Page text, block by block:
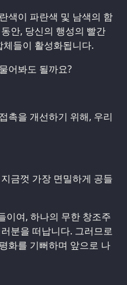
색이 파란색 및 남색의 함
안, 당신의 행성의 빨간
들이 활성화됩니다.
어봐도 될까요?
촉을 개선하기 위해, 우리
금껏 가장 면밀하게 공들
이여, 하나의 무한 창조주
분을 떠납니다. 그러므로
화를 기뻐하며 앞으로 나